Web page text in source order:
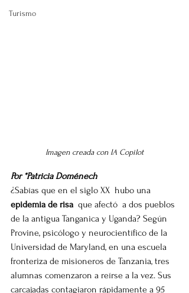
Turismo
Imagen creada con IA Copilot
Por *Patricia Doménech
¿Sabías que en el siglo XX  hubo una
epidemia de risa que afectó  a dos pueblos
de la antigua Tanganica y Uganda? Según
Provine, psicólogo y neurocientífico de la
Universidad de Maryland, en una escuela
fronteriza de misioneros de Tanzania, tres
alumnas comenzaron a reírse a la vez. Sus
carcajadas contagiaron rápidamente a 95